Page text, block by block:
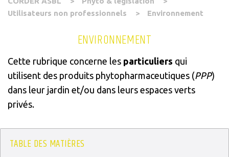
are
Utilisateurs non professionnels
Environnement
ENVIRONNEMENT
Cette rubrique concerne les particuliers qui
utilisent des produits phytopharmaceutiques (PPP)
dans leur jardin et/ou dans leurs espaces verts
privés.
TABLE DES MATIÈRES